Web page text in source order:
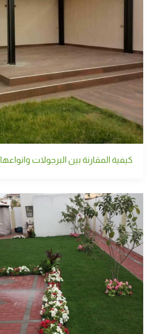
كيفية المقارنة بين البرجولات وانواعها